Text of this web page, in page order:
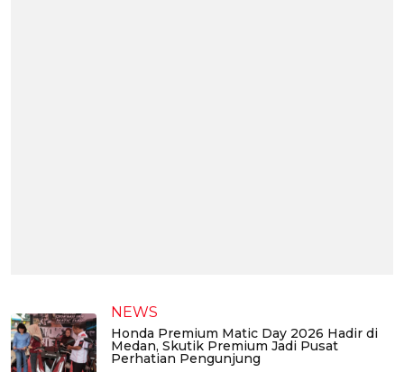
NEWS
Honda Premium Matic Day 2026 Hadir di
Medan, Skutik Premium Jadi Pusat
Perhatian Pengunjung